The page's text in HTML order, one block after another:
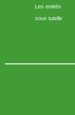
Les entités
sous tutelle